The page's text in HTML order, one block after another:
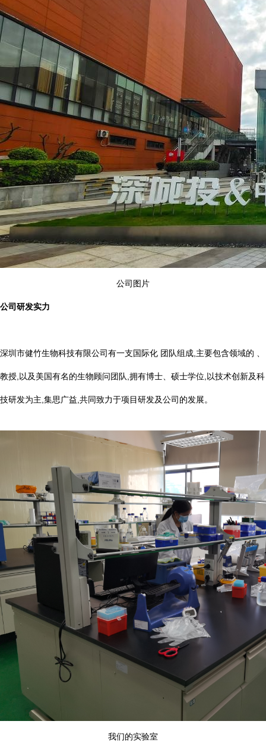
公司图片
公司研发实力
深圳市健竹生物科技有限公司有一支国际化 团队组成,主要包含领域的 、
教授,以及美国有名的生物顾问团队,拥有博士、硕士学位,以技术创新及科
技研发为主,集思广益,共同致力于项目研发及公司的发展。
我们的实验室